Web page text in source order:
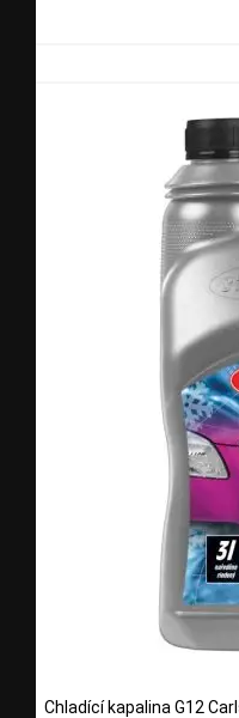
Chladící kapalina G12